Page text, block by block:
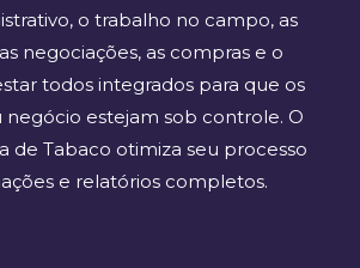
o trabalho no campo, as
negociações, as compras e o
todos integrados para que os
negócio estejam sob controle. O
de Tabaco otimiza seu processo
e relatórios completos.